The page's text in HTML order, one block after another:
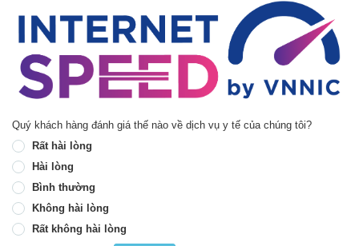
Quý khách hàng đánh giá thế nào về dịch vụ y tế của chúng tôi?
Rất hài lòng
Hài lòng
Bình thường
Không hài lòng
Rất không hài lòng